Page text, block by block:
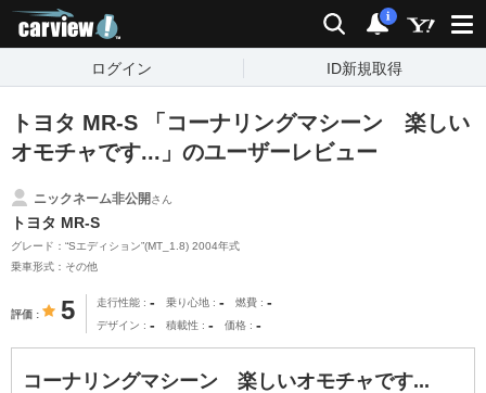
検索 通知
i
ログイン ID新規取得
トヨタ MR-S 「コーナリングマシーン 楽しい
オモチャです...」のユーザーレビュー
ニックネーム非公開さん
トヨタ MR-S
グレード：“Sエディション”(MT_1.8) 2004年式
乗車形式：その他
評価 5 走行性能 - 乗り心地 - 燃費 -
デザイン - 積載性 - 価格 -
コーナリングマシーン 楽しいオモチャです...